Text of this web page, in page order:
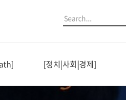
[정치|사회|경제]